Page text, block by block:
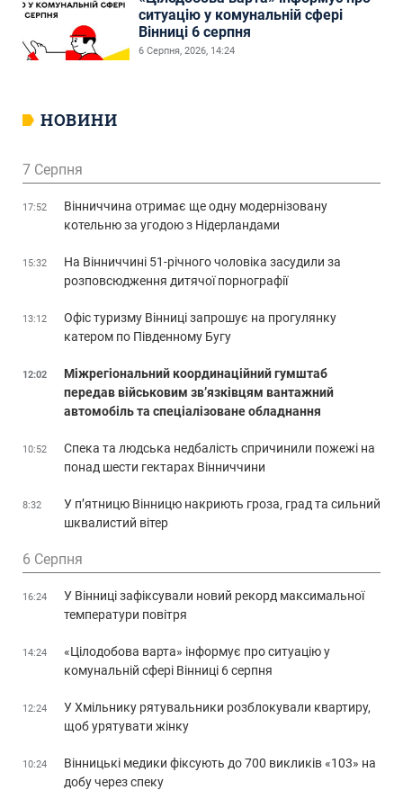
ситуацію у комунальній сфері
Вінниці 6 серпня
6 Серпня, 2026, 14:24
НОВИНИ
7 Серпня
17:52
Вінниччина отримає ще одну модернізовану
котельню за угодою з Нідерландами
15:32
На Вінниччині 51-річного чоловіка засудили за
розповсюдження дитячої порнографії
13:12
Офіс туризму Вінниці запрошує на прогулянку
катером по Південному Бугу
12:02
Міжрегіональний координаційний гумштаб
передав військовим зв’язківцям вантажний
автомобіль та спеціалізоване обладнання
10:52
Спека та людська недбалість спричинили пожежі на
понад шести гектарах Вінниччини
8:32
У п’ятницю Вінницю накриють гроза, град та сильний
шквалистий вітер
6 Серпня
16:24
У Вінниці зафіксували новий рекорд максимальної
температури повітря
14:24
«Цілодобова варта» інформує про ситуацію у
комунальній сфері Вінниці 6 серпня
12:24
У Хмільнику рятувальники розблокували квартиру,
щоб урятувати жінку
10:24
Вінницькі медики фіксують до 700 викликів «103» на
добу через спеку